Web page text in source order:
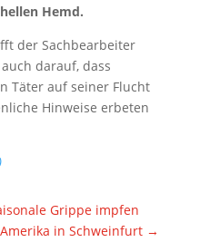
Hemd.
der Sachbearbeiter
darauf, dass
Täter auf seiner Flucht
Hinweise erbeten
Grippe impfen
in Schweinfurt →